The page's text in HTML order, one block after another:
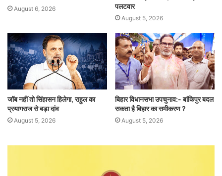
August 6, 2026
पलटवार
August 5, 2026
जॉब नहीं तो सिंहासन हिलेगा, राहुल का
प्रयागराज से बड़ा दांव
August 5, 2026
बिहार विधानसभा उपचुनाव:- बांकिपुर बदल
सकता है बिहार का समीकरण ?
August 5, 2026